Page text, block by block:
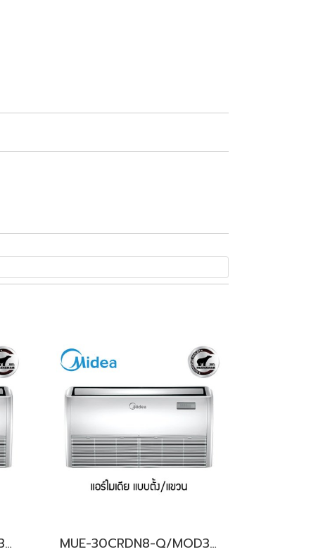
MUE-36CRDN8-R/MOD30-36CFN8-RW(A) (3เฟส/380V.) Midea รุ่นแขวนใต้ฝ้าเพดาน Inverter น้ำยา R32 พร้อมบริการติดตั้ง MUE-30CRDN8-Q/MOD30-30CFN8-Q (220V.) Midea รุ่นแขวนใต้ฝ้าเพดาน Inverter น้ำยา R32 พร้อมบริการติดตั้ง